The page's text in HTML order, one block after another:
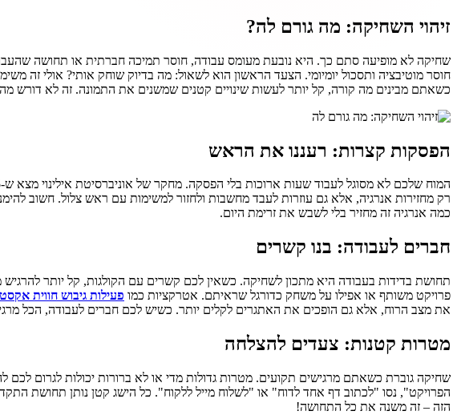
זיהוי השחיקה: מה גורם לה?
חוסר מוטיבציה ותסכול יומיומי. הצעד הראשון הוא לשאול: מה בדיוק שוחק אותי? אולי זה
כשאתם מבינים מה קורה, קל יותר לעשות שינויים קטנים שמשנים את התמונה. זה לא דורש
הפסקות קצרות: רעננו את הראש
כמה אנרגיה זה מחזיר בלי לשבש את זרימת היום.
חברים לעבודה: בנו קשרים
תחושת בדידות בעבודה היא מתכון לשחיקה. כשאין לכם קשרים עם הקולגות, קל יותר
פרויקט משותף או אפילו על משחק כדורגל שראיתם. אטרקציות כמו פעילות גיבוש חווית
את מצב הרוח, אלא גם הופכים את האתגרים לקלים יותר. כשיש לכם חברים לעבודה, הכל
מטרות קטנות: צעדים להצלחה
שחיקה גוברת כשאתם מרגישים תקועים. מטרות גדולות מדי או לא ברורות יכולות לגרום
הפרויקט", נסו "לכתוב דף אחד לדוח" או "לשלוח מייל ללקוח". כל הישג קטן נותן תחושת
הזה – זה משנה את כל התחושה!